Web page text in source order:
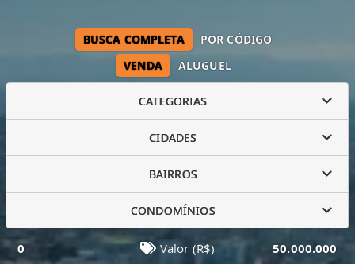
VENDA ALUGUEL
BUSCA COMPLETA POR CÓDIGO
CATEGORIAS
CIDADES
BAIRROS
CONDOMÍNIOS
0 Valor (R$) 50.000.000